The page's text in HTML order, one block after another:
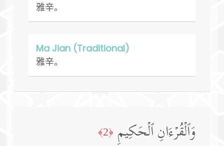
雅辛。
Ma Jian (Traditional)
雅辛。
وَٱلۡقُرۡءَانِ ٱلۡحَكِیمِ ﴿2﴾